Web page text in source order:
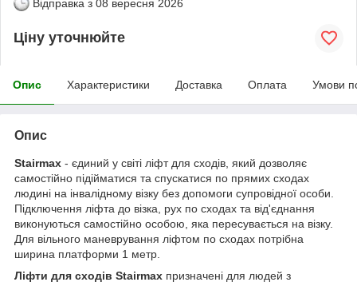
Відправка з 08 вересня 2026
Ціну уточнюйте
Опис Характеристики Доставка Оплата Умови
Опис
Stairmax - єдиний у світі ліфт для сходів, який дозволяє
самостійно підійматися та спускатися по прямих сходах
людині на інвалідному візку без допомоги супровідної особи.
Підключення ліфта до візка, рух по сходах та від'єднання
виконуються самостійно особою, яка пересувається на візку.
Для вільного маневрування ліфтом по сходах потрібна
ширина платформи 1 метр.
Ліфти для сходів Stairmax призначені для людей з